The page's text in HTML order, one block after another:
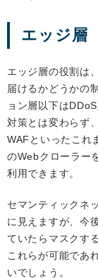
エッジ層
エッジ層の役割は
届けるかどうかの
ョン層以下は
対策とは変わらず
WAFといったこれ
のWebクローラー
利用できます。
セマンティックネ
に見えますが、今
ていたらマスクす
これらが可能であ
いでしょう。